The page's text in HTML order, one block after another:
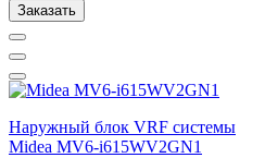
Заказать
Наружный блок VRF системы
Midea MV6-i615WV2GN1